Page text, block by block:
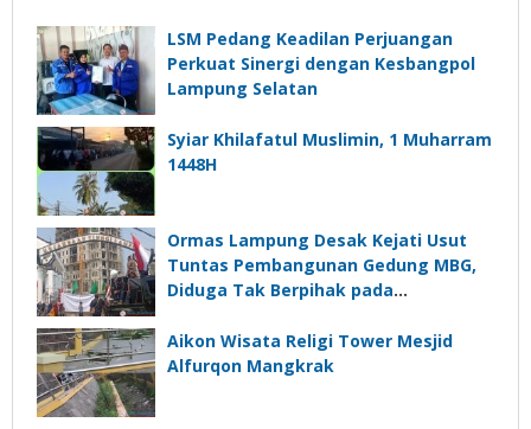
LSM Pedang Keadilan Perjuangan
Perkuat Sinergi dengan Kesbangpol
Lampung Selatan
Syiar Khilafatul Muslimin, 1 Muharram
1448H
Ormas Lampung Desak Kejati Usut
Tuntas Pembangunan Gedung MBG,
Diduga Tak Berpihak pada
Aikon Wisata Religi Tower Mesjid
Alfurqon Mangkrak